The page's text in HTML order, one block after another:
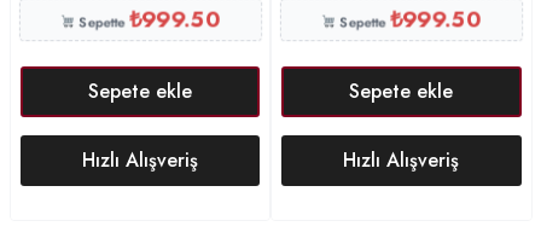
Sepette₺999.50
Sepete ekle
Hızlı Alışveriş
Sepette₺999.50
Sepete ekle
Hızlı Alışveriş